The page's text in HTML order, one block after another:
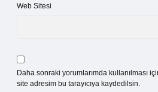
Web Sitesi
Daha sonraki yorumlarımda kullanılması
site adresim bu tarayıcıya kaydedilsin.